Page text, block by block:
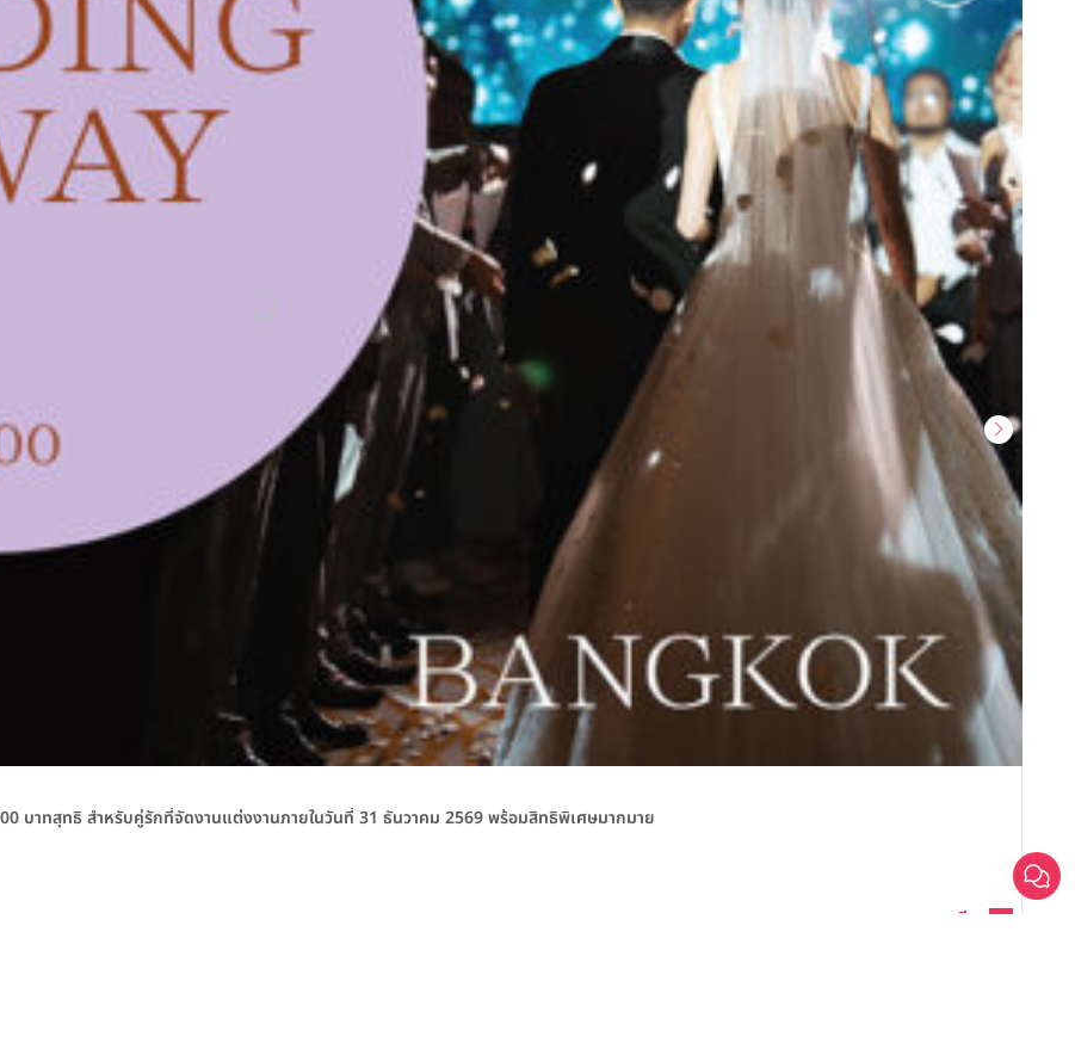
บาทสุทธิ สำหรับคู่รักที่จัดงานแต่งงานภายในวันที่ 31 ธันวาคม 2569 พร้อมสิทธิพิเศษมากมาย
ดูรายละเอียด
วัน